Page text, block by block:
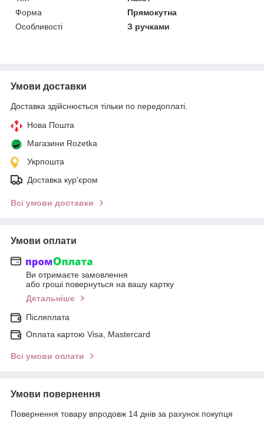
Форма
Прямокутна
Особливості
З ручками
Умови доставки
Доставка здійснюється тільки по передоплаті.
Нова Пошта
Магазини Rozetka
Укрпошта
Доставка кур'єром
Всі умови доставки
Умови оплати
Ви отримаєте замовлення
або гроші повернуться на вашу картку
Детальніше
Післяплата
Оплата картою Visa, Mastercard
Всі умови оплати
Умови повернення
Повернення товару впродовж 14 днів за рахунок покупця